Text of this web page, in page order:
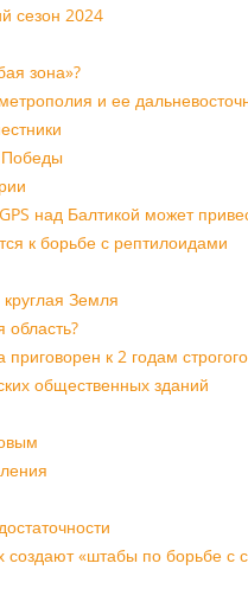
сезон 2024
зона»?
и ее
над Балтикой может
к борьбе с рептилоидами
Земля
область?
приговорен к 2 годам
общественных зданий
создают «штабы по борьбе с